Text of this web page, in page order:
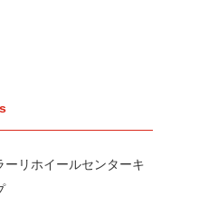
ーリホイールセンターキ